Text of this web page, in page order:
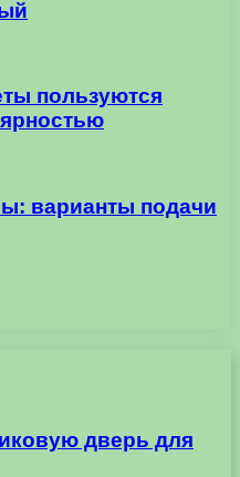
пользуются
варианты подачи
дверь для